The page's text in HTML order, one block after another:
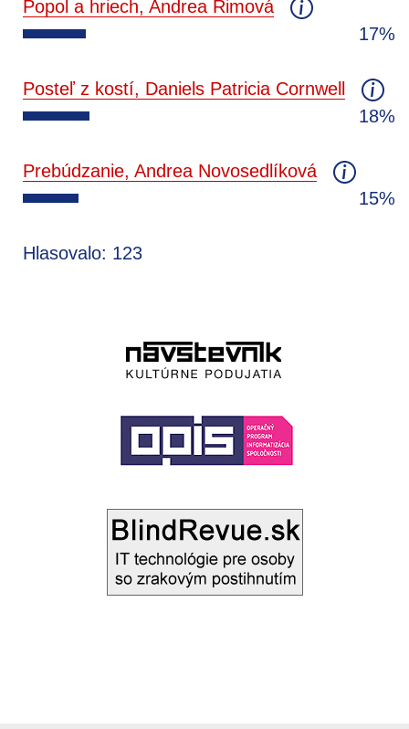
Popol a hriech, Andrea Rimová
17%
Posteľ z kostí, Daniels Patricia Cornwell
18%
Prebúdzanie, Andrea Novosedlíková
15%
Hlasovalo: 123